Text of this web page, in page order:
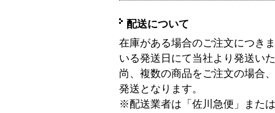
配送について
在庫がある場合のご注文につき
いる発送日にて当社より発送い
尚、複数の商品をご注文の場合
発送となります。
※配送業者は「佐川急便」また